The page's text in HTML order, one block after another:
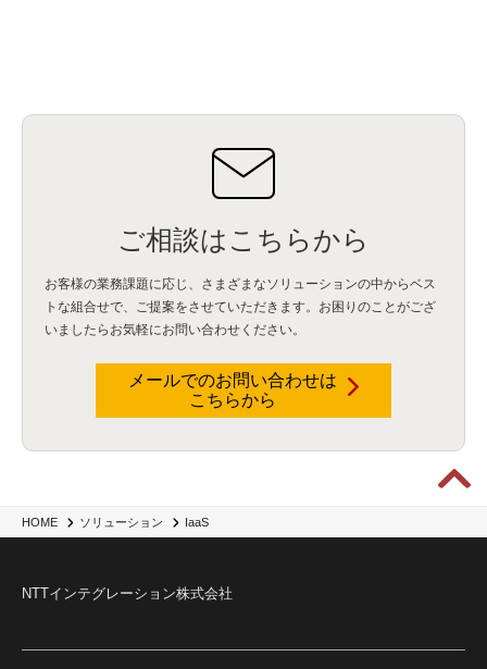
HOME ソリューション IaaS
ご相談はこちらから
お客様の業務課題に応じ、さまざまなソリューションの中からベス
トな組合せで、
ご提案をさせていただきます。お困りのことがござ
いましたらお気軽にお問い合わせください。
メールでのお問い合わせは
こちらから
NTTインテグレーション株式会社